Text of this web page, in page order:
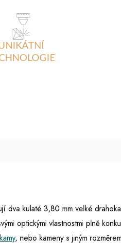
dva kulaté 3,80 mm velké
optickými vlastnostmi plně
, nebo kameny s jiným